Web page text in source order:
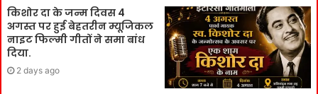
किशोर दा के जन्म दिवस 4
अगस्त पर हुई बेहतरीन म्यूजिकल
नाइट फिल्मी गीतों ने समा बांध
दिया.
2 days ago